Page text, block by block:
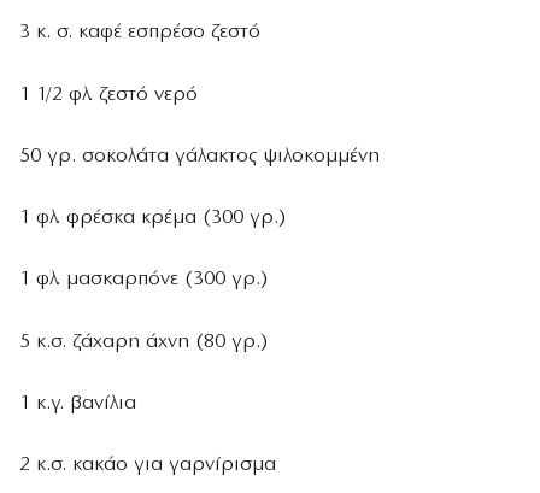
3 κ. σ. καφέ εσπρέσο ζεστό
1 1/2 φλ. ζεστό νερό
50 γρ. σοκολάτα γάλακτος ψιλοκομμένη
1 φλ. φρέσκα κρέμα (300 γρ.)
1 φλ. μασκαρπόνε (300 γρ.)
5 κ.σ. ζάχαρη άχνη (80 γρ.)
1 κ.γ. βανίλια
2 κ.σ. κακάο για γαρνίρισμα